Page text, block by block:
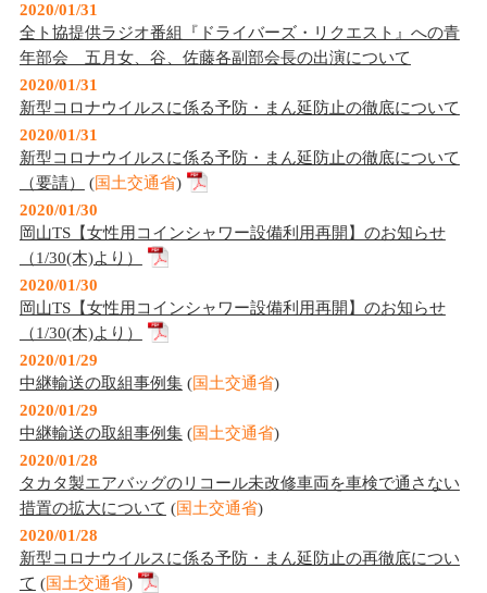
2020/01/31
全ト協提供ラジオ番組『ドライバーズ・リクエスト』への青
年部会 五月女、谷、佐藤各副部会長の出演について
2020/01/31
新型コロナウイルスに係る予防・まん延防止の徹底について
2020/01/31
新型コロナウイルスに係る予防・まん延防止の徹底について
（要請）
(国土交通省)
2020/01/30
岡山TS【女性用コインシャワー設備利用再開】のお知らせ
（1/30(木)より）
2020/01/30
岡山TS【女性用コインシャワー設備利用再開】のお知らせ
（1/30(木)より）
2020/01/29
中継輸送の取組事例集(国土交通省)
2020/01/29
中継輸送の取組事例集(国土交通省)
2020/01/28
タカタ製エアバッグのリコール未改修車両を車検で通さない
措置の拡大について (国土交通省)
2020/01/28
新型コロナウイルスに係る予防・まん延防止の再徹底につい
て (国土交通省)